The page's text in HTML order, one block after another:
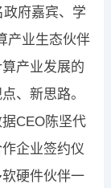
府嘉宾、学
产业生态伙伴
产业发展的
、新思路。
CEO陈坚代
企业签约仪
硬件伙伴一